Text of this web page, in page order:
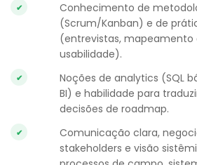
Conhecimento de
(Scrum/Kanban) e de
(entrevistas, mapeamento
usabilidade).
Noções de analytics (SQL
BI) e habilidade para
decisões de roadmap.
Comunicação clara,
stakeholders e visão